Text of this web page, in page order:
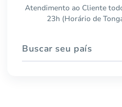
Atendimento ao Cliente
23h (Horário de
Buscar seu país